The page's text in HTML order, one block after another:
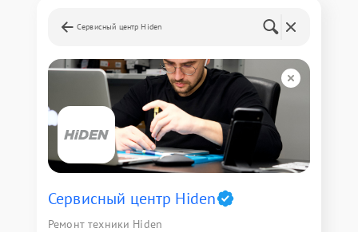
Сервисный центр Hiden
Сервисный центр Hiden
Ремонт техники Hiden